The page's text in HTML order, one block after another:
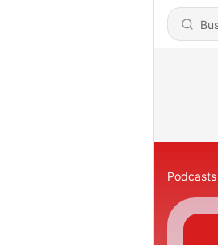
Podcasts